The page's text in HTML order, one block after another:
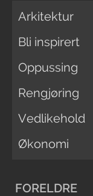
Arkitektur
Bli inspirert
Oppussing
Rengjøring
Vedlikehold
Økonomi
FORELDRE